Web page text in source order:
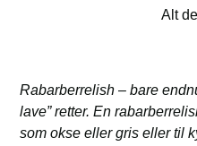
Alt
Rabarberrelish – bare
lave” retter. En
som okse eller gris eller til